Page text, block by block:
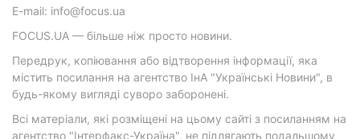
E-mail: info@focus.ua
FOCUS.UA — більше ніж просто новини.
Передрук, копіювання або відтворення інформації, яка
містить посилання на агентство ІнА "Українські Новини", в
будь-якому вигляді суворо заборонені.
Всі матеріали, які розміщені на цьому сайті з посиланням на
агентство "Інтерфакс-Україна", не підлягають подальшому